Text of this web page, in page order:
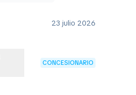
23 julio 2026
CONCESIONARIO